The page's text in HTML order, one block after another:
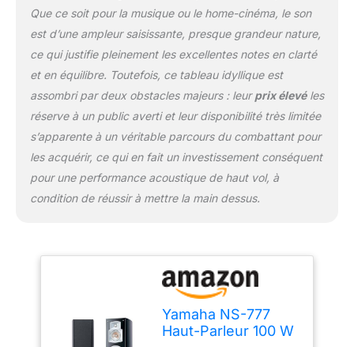
Que ce soit pour la musique ou le home-cinéma, le son
est d’une ampleur saisissante, presque grandeur nature,
ce qui justifie pleinement les excellentes notes en clarté
et en équilibre. Toutefois, ce tableau idyllique est
assombri par deux obstacles majeurs : leurprix élevéles
réserve à un public averti et leur disponibilité très limitée
s’apparente à un véritable parcours du combattant pour
les acquérir, ce qui en fait un investissement conséquent
pour une performance acoustique de haut vol, à
condition de réussir à mettre la main dessus.
Yamaha NS-777
Haut-Parleur 100 W